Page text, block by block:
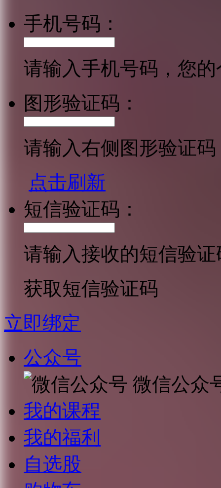
手机号码：
请输入手机号码，您
图形验证码：
请输入右侧图形验证码
点击刷新
短信验证码：
请输入接收的短信验证
获取短信验证码
立即绑定
公众号
微信公众
我的课程
我的福利
自选股